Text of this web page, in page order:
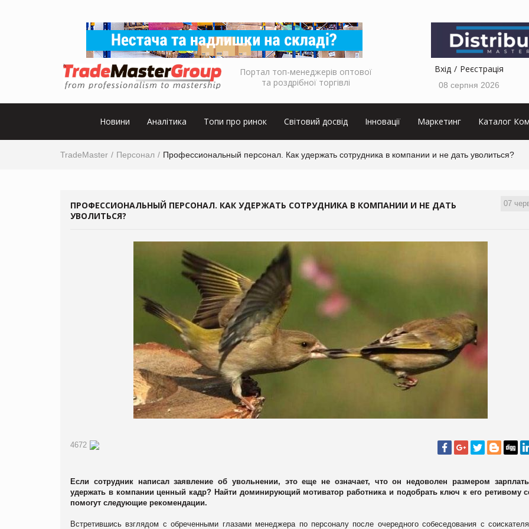
Портал топ-менеджерів оптової
та роздрібної торгівлі
Вхід Реєстрація
08 серпня 2026
Новини Аналітика Топи про ринок Світовий досвід Інновації Маркетинг Каталог
TradeMaster Персонал Профессиональный персонал. Как удержать сотрудника в компании и не дать уволиться?
07
ПРОФЕССИОНАЛЬНЫЙ ПЕРСОНАЛ. КАК УДЕРЖАТЬ СОТРУДНИКА В КОМПАНИИ И НЕ ДАТЬ
УВОЛИТЬСЯ?
4672
Если сотрудник написал заявление об увольнении, это еще не означает, что он недоволен размером
удержать в компании ценный кадр? Найти доминирующий мотиватор работника и подобрать ключ к его ретивому
помогут следующие рекомендации.
Встретившись взглядом с обреченными глазами менеджера по персоналу после очередного собеседования с